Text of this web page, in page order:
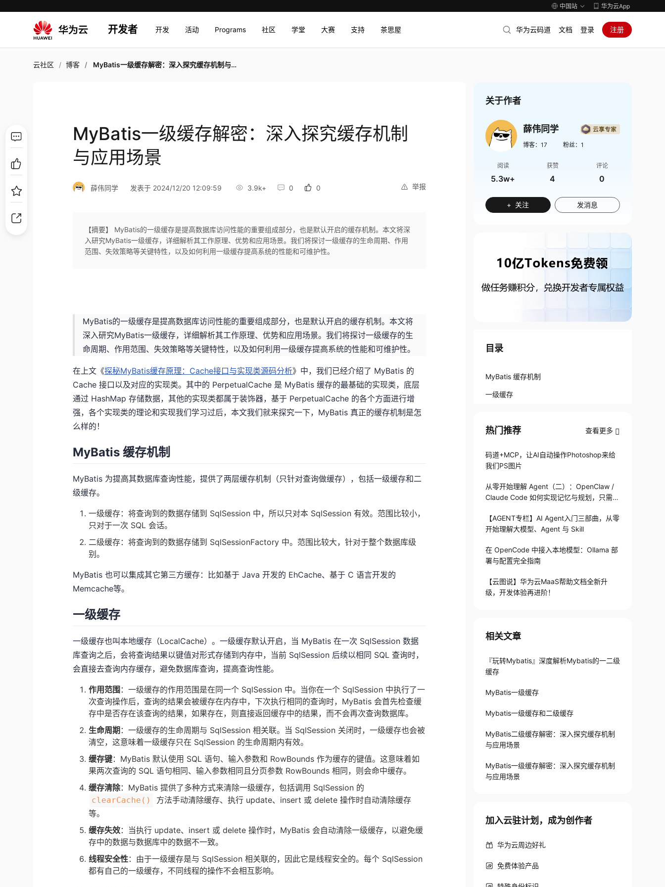
中国站 华为云App
开发者 开发 活动 Programs 社区 学堂 大赛 支持 茶思屋 华为云码道 文档 登录 注册
云社区 博客 MyBatis一级缓存解密：深入探究缓存机制与应用场景
MyBatis一级缓存解密：深入探究缓存机制
与应用场景
举报
薛伟同学 发表于 2024/12/20 12:09:59 3.9k+ 0 0
【摘要】 MyBatis的一级缓存是提高数据库访问性能的重要组成部分，也是默认开启的缓存机制。本文将深
入研究MyBatis一级缓存，详细解析其工作原理、优势和应用场景。我们将探讨一级缓存的生命周期、作用
范围、失效策略等关键特性，以及如何利用一级缓存提高系统的性能和可维护性。
MyBatis的一级缓存是提高数据库访问性能的重要组成部分，也是默认开启的缓存机制。本文将
深入研究MyBatis一级缓存，详细解析其工作原理、优势和应用场景。我们将探讨一级缓存的生
命周期、作用范围、失效策略等关键特性，以及如何利用一级缓存提高系统的性能和可维护性。
在上文《探秘MyBatis缓存原理：Cache接口与实现类源码分析》中，我们已经介绍了 MyBatis 的
Cache 接口以及对应的实现类。其中的 PerpetualCache 是 MyBatis 缓存的最基础的实现类，底层
通过 HashMap 存储数据，其他的实现类都属于装饰器，基于 PerpetualCache 的各个方面进行增
强，各个实现类的理论和实现我们学习过后，本文我们就来探究一下，MyBatis 真正的缓存机制是怎
么样的！
MyBatis 缓存机制
MyBatis 为提高其数据库查询性能，提供了两层缓存机制（只针对查询做缓存），包括一级缓存和二
级缓存。
⼀级缓存：将查询到的数据存储到 SqlSession 中，所以只对本 SqlSession 有效。范围比较小，
只对于一次 SQL 会话。
⼆级缓存：将查询到的数据存储到 SqlSessionFactory 中。范围比较大，针对于整个数据库级
别。
MyBatis 也可以集成其它第三方缓存：比如基于 Java 开发的 EhCache、基于 C 语言开发的
Memcache等。
一级缓存
一级缓存也叫本地缓存（LocalCache）。一级缓存默认开启，当 MyBatis 在一次 SqlSession 数据
库查询之后，会将查询结果以键值对形式存储到内存中，当前 SqlSession 后续以相同 SQL 查询时，
会直接去查询内存缓存，避免数据库查询，提高查询性能。
作用范围 ：一级缓存的作用范围是在同一个 SqlSession 中。当你在一个 SqlSession 中执行了一
次查询操作后，查询的结果会被缓存在内存中，下次执行相同的查询时，MyBatis 会首先检查缓
存中是否存在该查询的结果，如果存在，则直接返回缓存中的结果，而不会再次查询数据库。
生命周期 ：一级缓存的生命周期与 SqlSession 相关联。当 SqlSession 关闭时，一级缓存也会被
清空，这意味着一级缓存只在 SqlSession 的生命周期内有效。
缓存键：MyBatis 默认使用 SQL 语句、输入参数和 RowBounds 作为缓存的键值。这意味着如
果两次查询的 SQL 语句相同、输入参数相同且分页参数 RowBounds 相同，则会命中缓存。
缓存清除：MyBatis 提供了多种方式来清除一级缓存，包括调用 SqlSession 的
clearCache()
方法手动清除缓存、执行 update、insert 或 delete 操作时自动清除缓存
等。
缓存失效：当执行 update、insert 或 delete 操作时，MyBatis 会自动清除一级缓存，以避免缓
存中的数据与数据库中的数据不一致。
线程安全性：由于一级缓存是与 SqlSession 相关联的，因此它是线程安全的。每个 SqlSession
都有自己的一级缓存，不同线程的操作不会相互影响。
关于作者
薛伟同学
博客： 17 粉丝： 1
阅读
5.3w+
获赞
4
评论
0
+ 关注 发消息
目录
MyBatis 缓存机制
一级缓存
热门推荐 查看更多
码道+MCP，让AI自动操作Photoshop来给
我们PS图片
从零开始理解 Agent（二）：OpenClaw /
Claude Code 如何实现记忆与规划，只需1
【AGENT专栏】AI Agent入门三部曲，从零
开始理解大模型、Agent 与 Skill
在 OpenCode 中接入本地模型：Ollama 部
署与配置完全指南
【云图说】华为云MaaS帮助文档全新升
级，开发体验再进阶！
相关文章
『玩转Mybatis』深度解析Mybatis的一二级
缓存
MyBatis一级缓存
Mybatis一级缓存和二级缓存
MyBatis二级缓存解密：深入探究缓存机制
与应用场景
MyBatis一级缓存解密：深入探究缓存机制
与应用场景
加入云驻计划，成为创作者
华为云周边好礼
免费体验产品